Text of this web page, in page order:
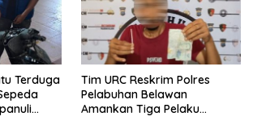
Terduga
Tim URC Reskrim Polres
Pelabuhan Belawan
Amankan Tiga Pelaku